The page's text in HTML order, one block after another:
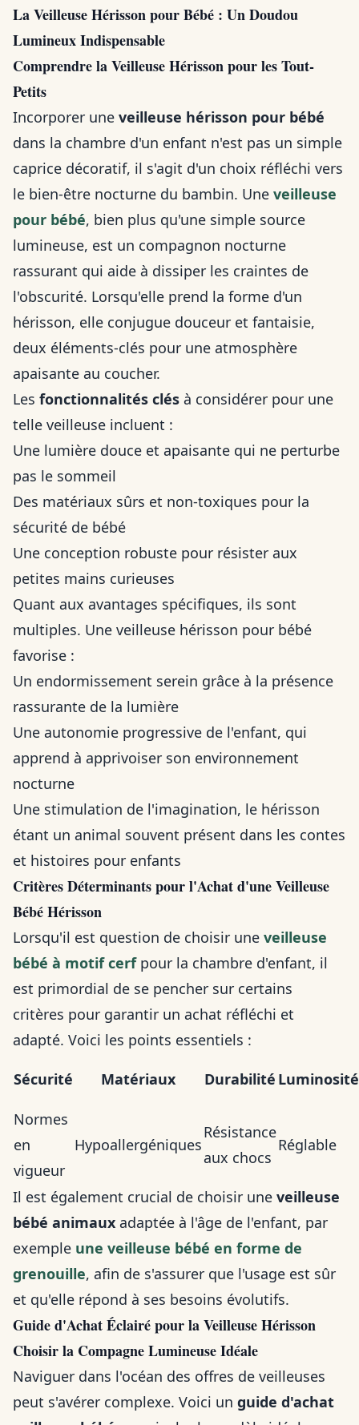
La Veilleuse Hérisson pour Bébé : Un Doudou
Lumineux Indispensable
Comprendre la Veilleuse Hérisson pour les Tout-
Petits
Incorporer une veilleuse hérisson pour bébé
dans la chambre d'un enfant n'est pas un simple
caprice décoratif, il s'agit d'un choix réfléchi vers
le bien-être nocturne du bambin. Une veilleuse
pour bébé, bien plus qu'une simple source
lumineuse, est un compagnon nocturne
rassurant qui aide à dissiper les craintes de
l'obscurité. Lorsqu'elle prend la forme d'un
hérisson, elle conjugue douceur et fantaisie,
deux éléments-clés pour une atmosphère
apaisante au coucher.
Les fonctionnalités clés à considérer pour une
telle veilleuse incluent :
Une lumière douce et apaisante qui ne perturbe
pas le sommeil
Des matériaux sûrs et non-toxiques pour la
sécurité de bébé
Une conception robuste pour résister aux
petites mains curieuses
Quant aux avantages spécifiques, ils sont
multiples. Une veilleuse hérisson pour bébé
favorise :
Un endormissement serein grâce à la présence
rassurante de la lumière
Une autonomie progressive de l'enfant, qui
apprend à apprivoiser son environnement
nocturne
Une stimulation de l'imagination, le hérisson
étant un animal souvent présent dans les contes
et histoires pour enfants
Critères Déterminants pour l'Achat d'une Veilleuse
Bébé Hérisson
Lorsqu'il est question de choisir une veilleuse
bébé à motif cerfpour la chambre d'enfant, il
est primordial de se pencher sur certains
critères pour garantir un achat réfléchi et
adapté. Voici les points essentiels :
Sécurité Matériaux Durabilité Luminosité
Normes
en
vigueur
Hypoallergéniques
Résistance
aux chocs
Réglable
Il est également crucial de choisir une veilleuse
bébé animaux adaptée à l'âge de l'enfant, par
exemple une veilleuse bébé en forme de
grenouille, afin de s'assurer que l'usage est sûr
et qu'elle répond à ses besoins évolutifs.
Guide d'Achat Éclairé pour la Veilleuse Hérisson
Choisir la Compagne Lumineuse Idéale
Naviguer dans l'océan des offres de veilleuses
peut s'avérer complexe. Voici un guide d'achat